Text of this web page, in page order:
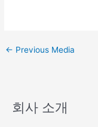
← Previous Media
회사 소개